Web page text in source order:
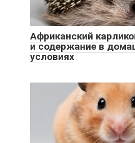
Африканский
и содержание в
условиях